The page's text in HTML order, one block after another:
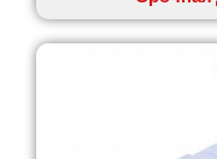
Украинка
Умань